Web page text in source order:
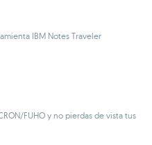
IBM Notes Traveler
FUHO y no pierdas de vista tus